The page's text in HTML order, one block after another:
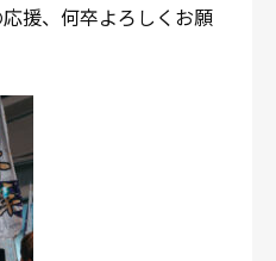
援、何卒よろしくお願